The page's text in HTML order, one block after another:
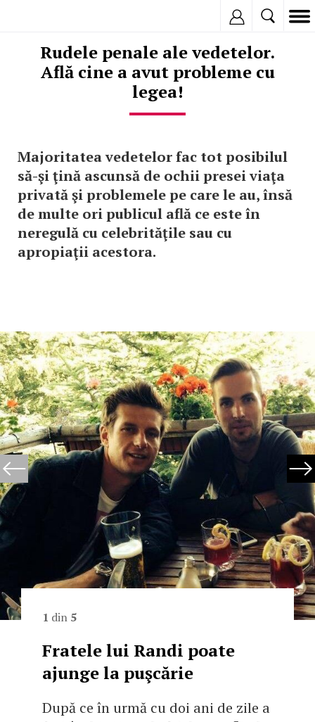
Rudele penale ale vedetelor.
Află cine a avut probleme cu
legea!
Majoritatea vedetelor fac tot posibilul
să-şi ţină ascunsă de ochii presei viaţa
privată şi problemele pe care le au, însă
de multe ori publicul află ce este în
neregulă cu celebrităţile sau cu
apropiaţii acestora.
1 din 5
Fratele lui Randi poate
ajunge la puşcărie
După ce în urmă cu doi ani de zile a